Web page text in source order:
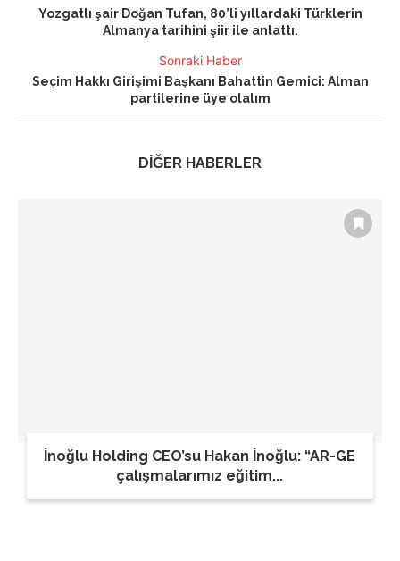
Yozgatlı şair Doğan Tufan, 80’li yıllardaki Türklerin
Almanya tarihini şiir ile anlattı.
Sonraki Haber
Seçim Hakkı Girişimi Başkanı Bahattin Gemici: Alman
partilerine üye olalım
DİĞER HABERLER
İnoğlu Holding CEO’su Hakan İnoğlu: “AR-GE
çalışmalarımız eğitim...